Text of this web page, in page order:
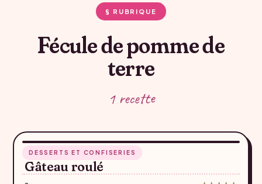
§ RUBRIQUE
Fécule de pomme de
terre
1 recette
DESSERTS ET CONFISERIES
Gâteau roulé